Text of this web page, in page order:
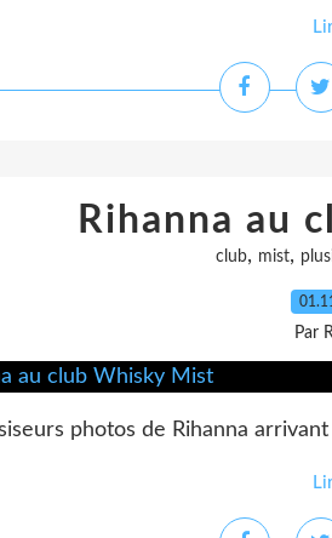
Rihanna au
club, mist,
Par
photos de Rihanna